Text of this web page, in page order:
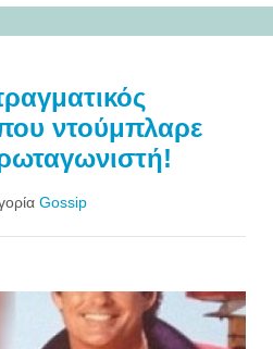
ντούμπλαρε
Gossip